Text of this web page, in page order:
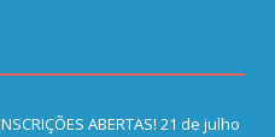
ABERTAS! 21 de julho